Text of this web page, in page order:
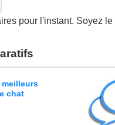
pour l'instant. Soyez le
chat